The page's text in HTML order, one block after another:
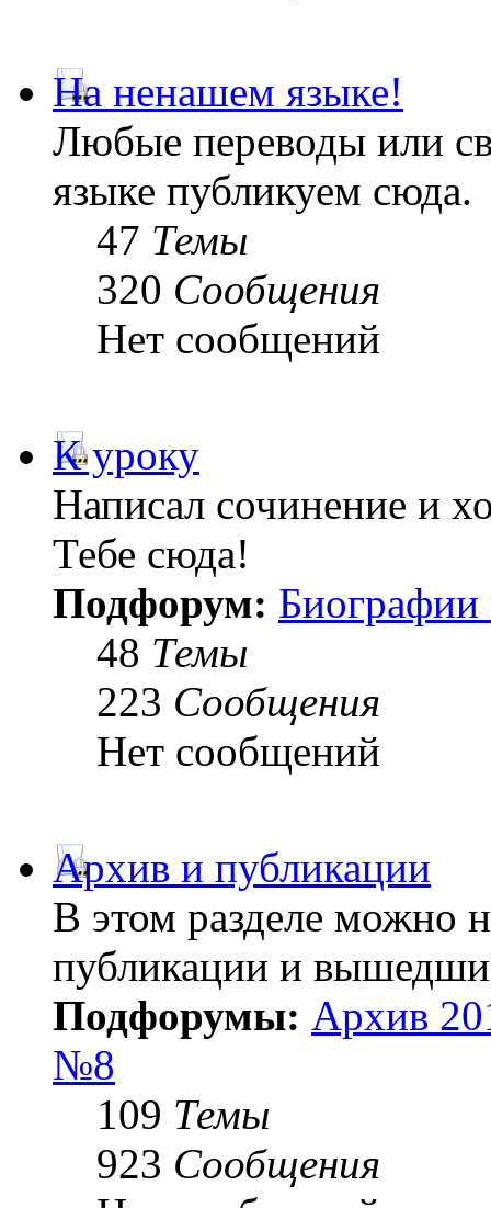
На ненашем языке!
Любые переводы или
языке публикуем сюда.
47 Темы
320 Сообщения
Нет сообщений
К уроку
Написал сочинение и
Тебе сюда!
Подфорум: Биографии
48 Темы
223 Сообщения
Нет сообщений
Архив и публикации
В этом разделе можно
публикации и
Подфорумы: Архив
№8
109 Темы
923 Сообщения